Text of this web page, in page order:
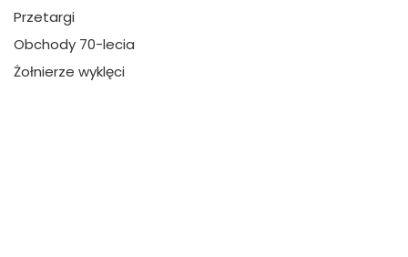
Przetargi
Obchody 70-lecia
Żołnierze wyklęci